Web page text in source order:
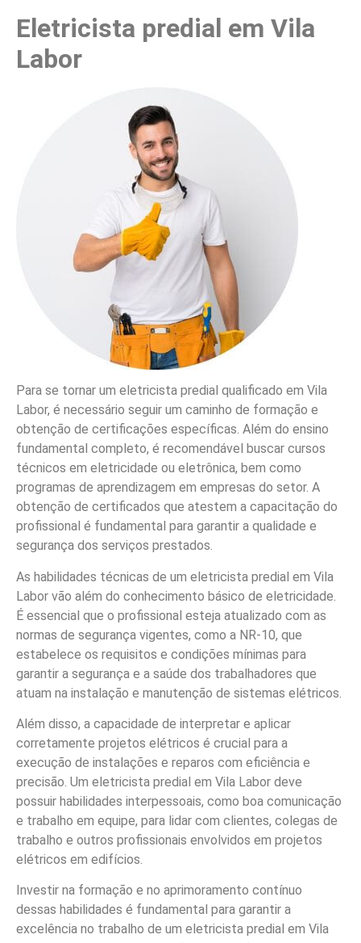
Eletricista predial em Vila
Labor
Para se tornar um eletricista predial qualificado em Vila
Labor, é necessário seguir um caminho de formação e
obtenção de certificações específicas. Além do ensino
fundamental completo, é recomendável buscar cursos
técnicos em eletricidade ou eletrônica, bem como
programas de aprendizagem em empresas do setor. A
obtenção de certificados que atestem a capacitação do
profissional é fundamental para garantir a qualidade e
segurança dos serviços prestados.
As habilidades técnicas de um eletricista predial em Vila
Labor vão além do conhecimento básico de eletricidade.
É essencial que o profissional esteja atualizado com as
normas de segurança vigentes, como a NR-10, que
estabelece os requisitos e condições mínimas para
garantir a segurança e a saúde dos trabalhadores que
atuam na instalação e manutenção de sistemas elétricos.
Além disso, a capacidade de interpretar e aplicar
corretamente projetos elétricos é crucial para a
execução de instalações e reparos com eficiência e
precisão. Um eletricista predial em Vila Labor deve
possuir habilidades interpessoais, como boa comunicação
e trabalho em equipe, para lidar com clientes, colegas de
trabalho e outros profissionais envolvidos em projetos
elétricos em edifícios.
Investir na formação e no aprimoramento contínuo
dessas habilidades é fundamental para garantir a
excelência no trabalho de um eletricista predial em Vila